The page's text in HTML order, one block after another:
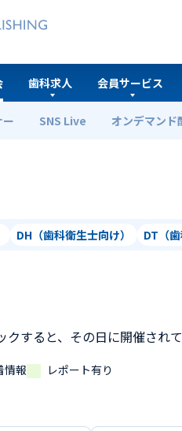
SNS Live オンデマンド
歯科求人 会員サービス
DH（歯科衛生士向け） DT（歯
すると、その日に開催され
情報 レポート有り